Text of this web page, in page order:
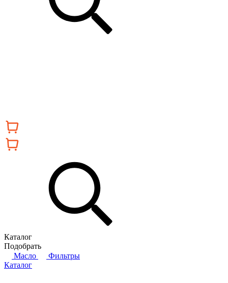
Каталог
Подобрать
Масло
Фильтры
Каталог